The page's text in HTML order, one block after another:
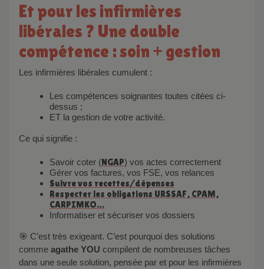
Et pour les infirmières
libérales ? Une double
compétence : soin + gestion
Les infirmières libérales cumulent :
Les compétences soignantes toutes citées ci-
dessus ;
ET la gestion de votre activité.
Ce qui signifie :
Savoir coter (NGAP) vos actes correctement
Gérer vos factures, vos FSE, vos relances
Suivre vos recettes/dépenses
Respecter les obligations URSSAF, CPAM,
CARPIMKO…
Informatiser et sécuriser vos dossiers
🎯 C’est très exigeant. C’est pourquoi des solutions
comme agathe YOU compilent de nombreuses tâches
dans une seule solution, pensée par et pour les infirmières